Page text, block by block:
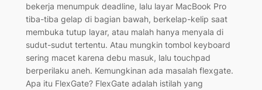
bekerja menumpuk deadline, lalu layar MacBook Pro
tiba-tiba gelap di bagian bawah, berkelap-kelip saat
membuka tutup layar, atau malah hanya menyala di
sudut-sudut tertentu. Atau mungkin tombol keyboard
sering macet karena debu masuk, lalu touchpad
berperilaku aneh. Kemungkinan ada masalah flexgate.
Apa itu FlexGate? FlexGate adalah istilah yang